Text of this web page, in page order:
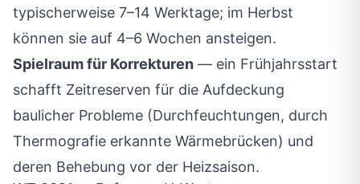
typischerweise 7–14 Werktage; im Herbst
können sie auf 4–6 Wochen ansteigen.
Spielraum für Korrekturen — ein Frühjahrsstart
schafft Zeitreserven für die Aufdeckung
baulicher Probleme (Durchfeuchtungen, durch
Thermografie erkannte Wärmebrücken) und
deren Behebung vor der Heizsaison.